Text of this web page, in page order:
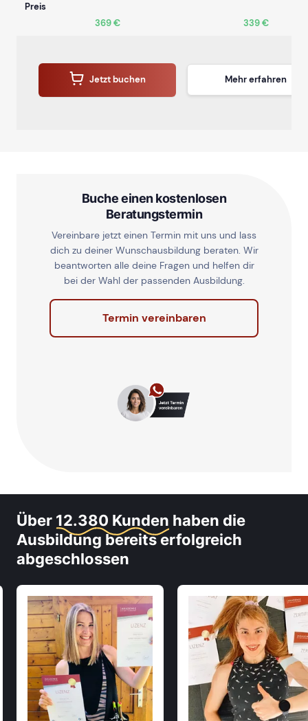
Preis
369 €
339 €
Jetzt buchen Mehr erfahren
Buche einen kostenlosen
Beratungstermin
Vereinbare jetzt einen Termin mit uns und lass
dich zu deiner Wunschausbildung beraten. Wir
beantworten alle deine Fragen und helfen dir
bei der Wahl der passenden Ausbildung.
Termin vereinbaren
Über 12.380 Kunden haben die
Ausbildung bereits erfolgreich
abgeschlossen